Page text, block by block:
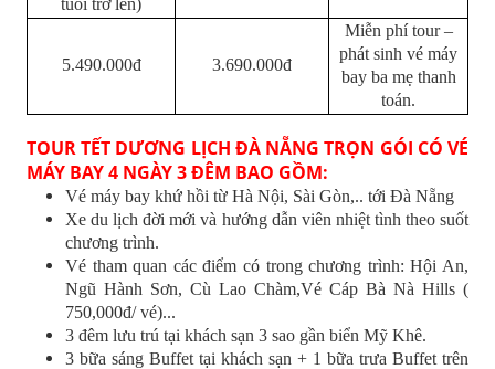
tuổi trở lên)
5.490.000đ 3.690.000đ
Miễn phí tour –
phát sinh vé máy
bay ba mẹ thanh
toán.
TOUR TẾT DƯƠNG LỊCH ĐÀ NẴNG TRỌN GÓI CÓ VÉ
MÁY BAY 4 NGÀY 3 ĐÊM BAO GỒM:
Vé máy bay khứ hồi từ Hà Nội, Sài Gòn,.. tới Đà Nẵng
Xe du lịch đời mới và hướng dẫn viên nhiệt tình theo suốt
chương trình.
Vé tham quan các điểm có trong chương trình: Hội An,
Ngũ Hành Sơn, Cù Lao Chàm,Vé Cáp Bà Nà Hills (
750,000đ/ vé)...
3 đêm lưu trú tại khách sạn 3 sao gần biển Mỹ Khê.
3 bữa sáng Buffet tại khách sạn + 1 bữa trưa Buffet trên